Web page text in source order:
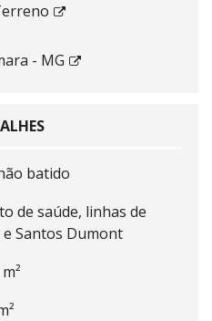
- MG
batido
de saúde, linhas de
Santos Dumont